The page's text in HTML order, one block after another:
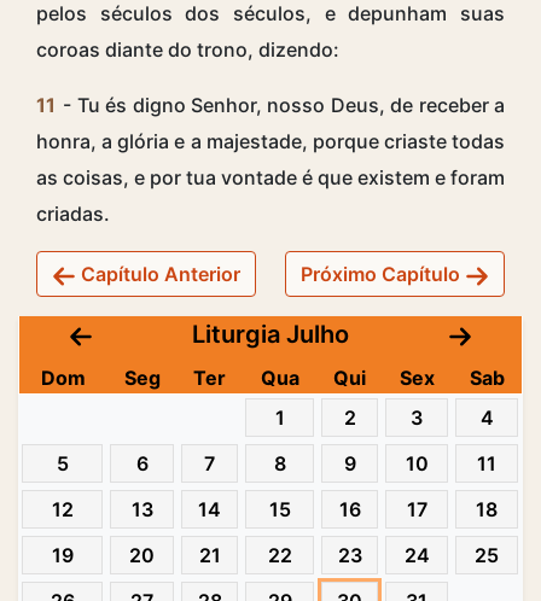
pelos séculos dos séculos, e depunham suas
coroas diante do trono, dizendo:
11 - Tu és digno Senhor, nosso Deus, de receber a
honra, a glória e a majestade, porque criaste todas
as coisas, e por tua vontade é que existem e foram
criadas.
Capítulo Anterior Próximo Capítulo
Liturgia Julho
Dom Seg Ter Qua Qui Sex
Sab
1
2 3
4
5
6 7 8 9 10
11
12
13 14 15 16 17
18
19
20 21 22 23 24
25